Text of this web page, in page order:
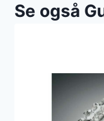
Se også